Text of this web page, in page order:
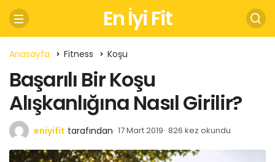
En İyi Fit
Anasayfa Fitness Koşu
Başarılı Bir Koşu
Alışkanlığına Nasıl Girilir?
eniyifit tarafından 17 Mart 2019 826 kez okundu